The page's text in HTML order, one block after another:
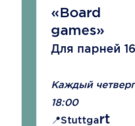
«Board
games»
Для парней
Каждый четверг
18:00
📍Stuttgart